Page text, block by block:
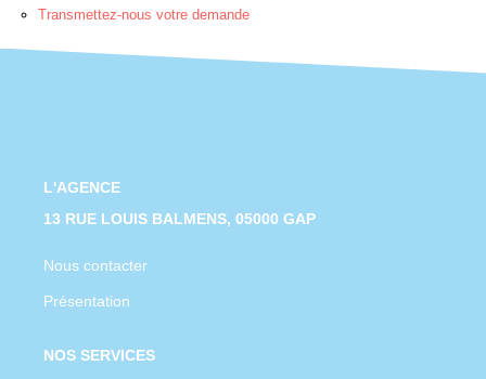
Transmettez-nous votre demande
L'AGENCE
13 RUE LOUIS BALMENS, 05000 GAP
Nous contacter
Présentation
NOS SERVICES